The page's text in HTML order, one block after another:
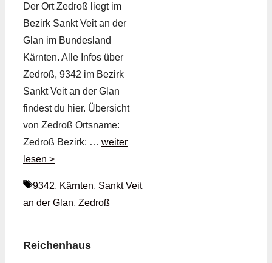
Der Ort Zedroß liegt im
Bezirk Sankt Veit an der
Glan im Bundesland
Kärnten. Alle Infos über
Zedroß, 9342 im Bezirk
Sankt Veit an der Glan
findest du hier. Übersicht
von Zedroß Ortsname:
Zedroß Bezirk: … weiter
lesen >
Schlagwörter
9342, Kärnten, Sankt Veit
an der Glan, Zedroß
Reichenhaus